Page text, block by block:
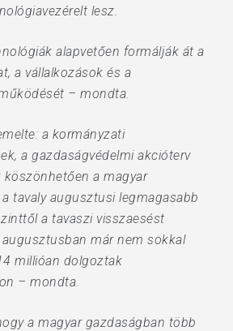
lesz.
alapvetően formálják át a
a vállalkozások és a
– mondta.
a kormányzati
a gazdaságvédelmi akcióterv
a magyar
tavaly augusztusi legmagasabb
a tavaszi visszaesést
már nem sokkal
millióan dolgoztak
– mondta.
a magyar gazdaságban több